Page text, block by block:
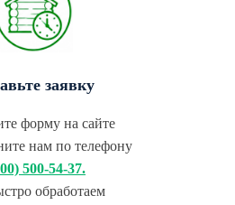
заявку
форму на сайте
нам по телефону
500-54-37.
обработаем